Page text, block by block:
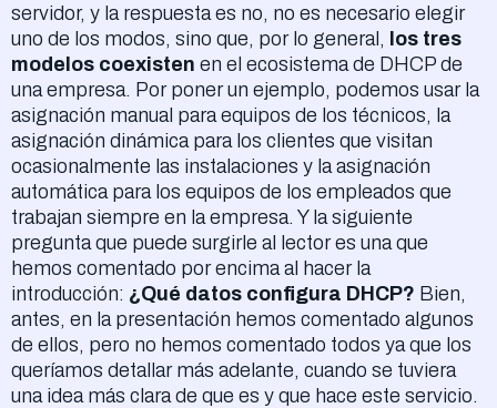
servidor, y la respuesta es no, no es necesario elegir
uno de los modos, sino que, por lo general, los tres
modelos coexisten en el ecosistema de DHCP de
una empresa. Por poner un ejemplo, podemos usar la
asignación manual para equipos de los técnicos, la
asignación dinámica para los clientes que visitan
ocasionalmente las instalaciones y la asignación
automática para los equipos de los empleados que
trabajan siempre en la empresa. Y la siguiente
pregunta que puede surgirle al lector es una que
hemos comentado por encima al hacer la
introducción: ¿Qué datos configura DHCP? Bien,
antes, en la presentación hemos comentado algunos
de ellos, pero no hemos comentado todos ya que los
queríamos detallar más adelante, cuando se tuviera
una idea más clara de que es y que hace este servicio.